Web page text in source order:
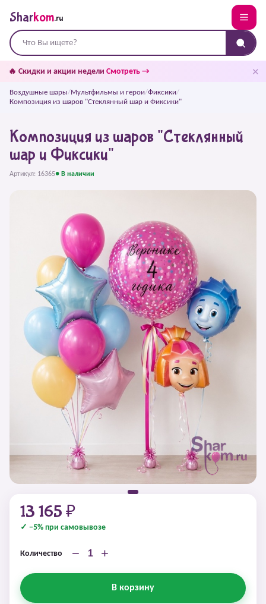
Sharkom.ru
🔥 Скидки и акции недели Смотреть → ✕
Воздушные шары/Мультфильмы и герои/Фиксики/
Композиция из шаров "Стеклянный шар и Фиксики"
Композиция из шаров "Стеклянный
шар и Фиксики"
Артикул: 16365● В наличии
13 165 ₽
✓ −5% при самовывозе
Количество − +
В корзину